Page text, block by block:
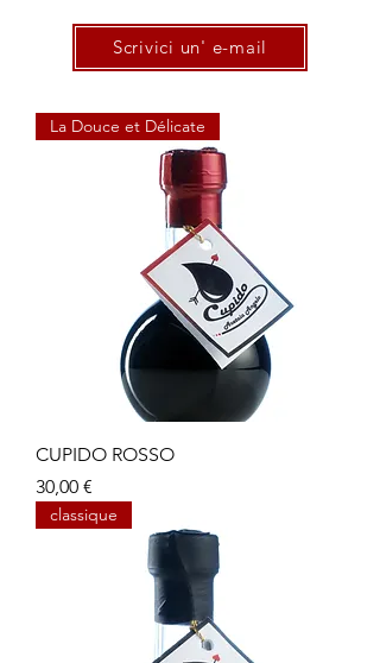
Scrivici un' e-mail
La Douce et Délicate
CUPIDO ROSSO
Prix
30,00 €
classique